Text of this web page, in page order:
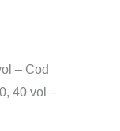
– Cod
40 vol –